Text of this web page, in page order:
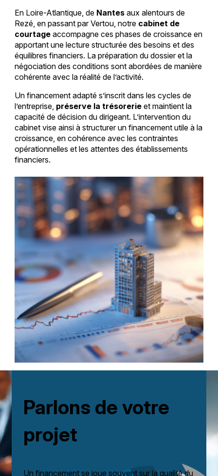
En Loire-Atlantique, de Nantesaux alentours de
Rezé, en passant par Vertou, notre cabinet de
courtageaccompagne ces phases de croissance en
apportant une lecture structurée des besoins et des
équilibres financiers. La préparation du dossier et la
négociation des conditions sont abordées de manière
cohérente avec la réalité de l’activité.
Un financement adapté s’inscrit dans les cycles de
l’entreprise, préserve la trésorerieet maintient la
capacité de décision du dirigeant. L’intervention du
cabinet vise ainsi à structurer un financement utile à la
croissance, en cohérence avec les contraintes
opérationnelles et les attentes des établissements
financiers.
Parlons de votre
projet
Un financement se joue souvent sur la qualité du